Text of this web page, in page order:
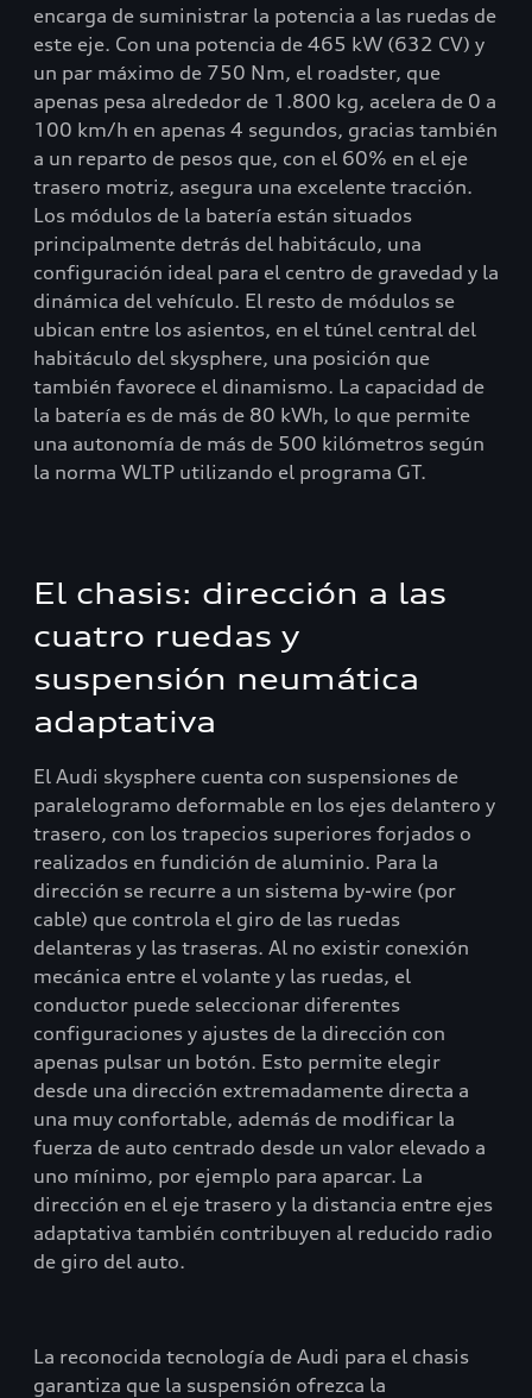
encarga de suministrar la potencia a las ruedas de
este eje. Con una potencia de 465 kW (632 CV) y
un par máximo de 750 Nm, el roadster, que
apenas pesa alrededor de 1.800 kg, acelera de 0 a
100 km/h en apenas 4 segundos, gracias también
a un reparto de pesos que, con el 60% en el eje
trasero motriz, asegura una excelente tracción.
Los módulos de la batería están situados
principalmente detrás del habitáculo, una
configuración ideal para el centro de gravedad y la
dinámica del vehículo. El resto de módulos se
ubican entre los asientos, en el túnel central del
habitáculo del skysphere, una posición que
también favorece el dinamismo. La capacidad de
la batería es de más de 80 kWh, lo que permite
una autonomía de más de 500 kilómetros según
la norma WLTP utilizando el programa GT.
El chasis: dirección a las
cuatro ruedas y
suspensión neumática
adaptativa
El Audi skysphere cuenta con suspensiones de
paralelogramo deformable en los ejes delantero y
trasero, con los trapecios superiores forjados o
realizados en fundición de aluminio. Para la
dirección se recurre a un sistema by-wire (por
cable) que controla el giro de las ruedas
delanteras y las traseras. Al no existir conexión
mecánica entre el volante y las ruedas, el
conductor puede seleccionar diferentes
configuraciones y ajustes de la dirección con
apenas pulsar un botón. Esto permite elegir
desde una dirección extremadamente directa a
una muy confortable, además de modificar la
fuerza de auto centrado desde un valor elevado a
uno mínimo, por ejemplo para aparcar. La
dirección en el eje trasero y la distancia entre ejes
adaptativa también contribuyen al reducido radio
de giro del auto.
La reconocida tecnología de Audi para el chasis
garantiza que la suspensión ofrezca la